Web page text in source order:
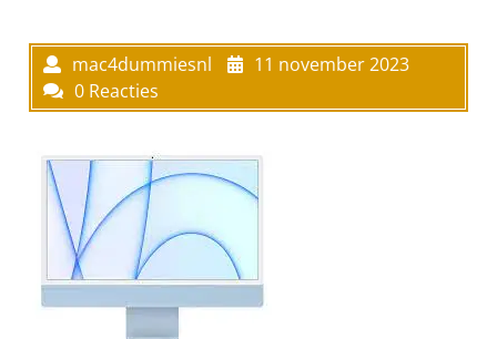
mac4dummiesnl
11 november 2023
0 Reacties